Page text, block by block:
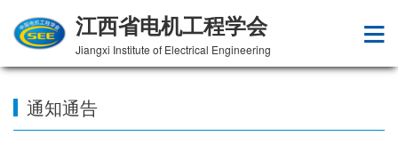
江西省电机工程学会
Jiangxi Institute of Electrical Engineering
通知通告